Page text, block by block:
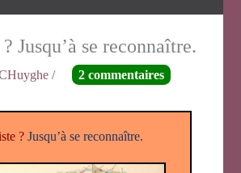
Jusqu’à se reconnaître.
/ 2 commentaires
? Jusqu’à se reconnaître.